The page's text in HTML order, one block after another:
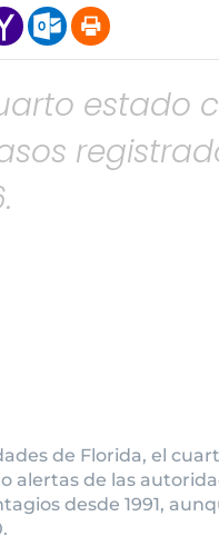
estado
de Florida, el
alertas de las
desde 1991,